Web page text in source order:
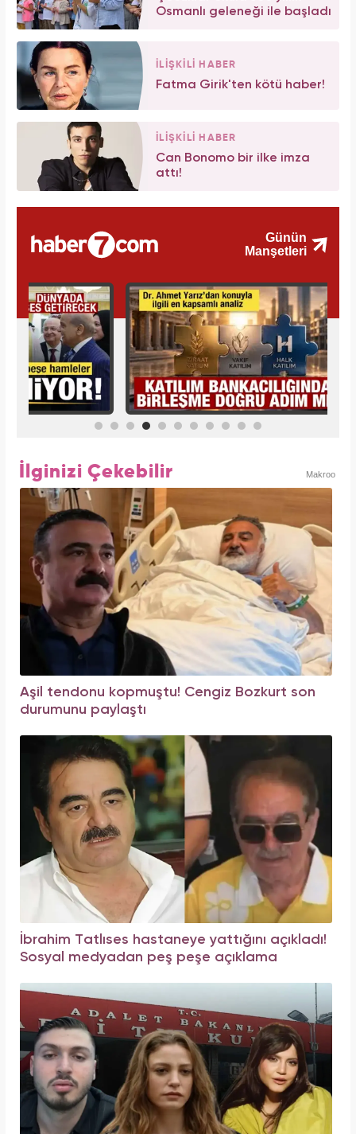
Osmanlı geleneği ile başladı
İLİŞKİLİ HABER
Fatma Girik'ten kötü haber!
İLİŞKİLİ HABER
Can Bonomo bir ilke imza
attı!
İlginizi Çekebilir Makroo
Aşil tendonu kopmuştu! Cengiz Bozkurt son
durumunu paylaştı
İbrahim Tatlıses hastaneye yattığını açıkladı!
Sosyal medyadan peş peşe açıklama